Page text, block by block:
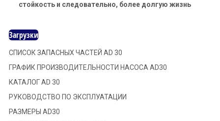
стойкость и следовательно, более долгую жизнь
Загрузки
СПИСОК ЗАПАСНЫХ ЧАСТЕЙ AD 30
ГРАФИК ПРОИЗВОДИТЕЛЬНОСТИ НАСОСА AD30
КАТАЛОГ AD 30
РУКОВОДСТВО ПО ЭКСПЛУАТАЦИИ
РАЗМЕРЫ АD30